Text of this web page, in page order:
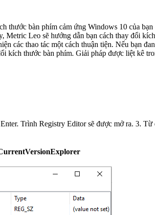
thước bàn phím cảm ứng Windows 10 của
Metric Leo sẽ hướng dẫn bạn cách thay đổi
hướng dẫn này sẽ có hiệu quả